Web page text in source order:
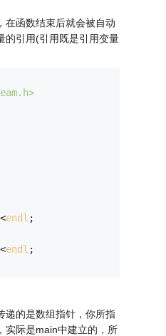
在函数结束后就会被自动
的引用(引用既是引用变量
endl ;
endl ;
递的是数组指针，你所指
实际是main中建立的，所